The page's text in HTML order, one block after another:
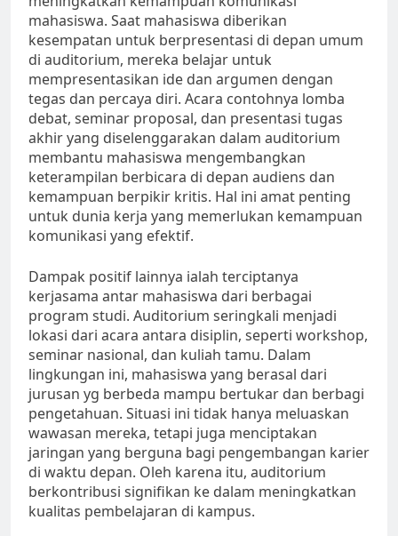
mahasiswa. Saat mahasiswa diberikan
kesempatan untuk berpresentasi di depan umum
di auditorium, mereka belajar untuk
mempresentasikan ide dan argumen dengan
tegas dan percaya diri. Acara contohnya lomba
debat, seminar proposal, dan presentasi tugas
akhir yang diselenggarakan dalam auditorium
membantu mahasiswa mengembangkan
keterampilan berbicara di depan audiens dan
kemampuan berpikir kritis. Hal ini amat penting
untuk dunia kerja yang memerlukan kemampuan
komunikasi yang efektif.
Dampak positif lainnya ialah terciptanya
kerjasama antar mahasiswa dari berbagai
program studi. Auditorium seringkali menjadi
lokasi dari acara antara disiplin, seperti workshop,
seminar nasional, dan kuliah tamu. Dalam
lingkungan ini, mahasiswa yang berasal dari
jurusan yg berbeda mampu bertukar dan berbagi
pengetahuan. Situasi ini tidak hanya meluaskan
wawasan mereka, tetapi juga menciptakan
jaringan yang berguna bagi pengembangan karier
di waktu depan. Oleh karena itu, auditorium
berkontribusi signifikan ke dalam meningkatkan
kualitas pembelajaran di kampus.